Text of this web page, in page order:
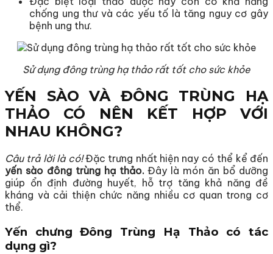
chống ung thư và các yếu tố là tăng nguy cơ gây
bệnh ung thư.
Sử dụng đông trùng hạ thảo rất tốt cho sức khỏe
YẾN SÀO VÀ ĐÔNG TRÙNG HẠ
THẢO CÓ NÊN KẾT HỢP VỚI
NHAU KHÔNG?
Câu trả lời là có!Đặc trưng nhất hiện nay có thể kể đến
yến sào đông trùng hạ thảo.Đây là món ăn bổ dưỡng
giúp ổn định đường huyết, hỗ trợ tăng khả năng đề
kháng và cải thiện chức năng nhiều cơ quan trong cơ
thể.
Yến chưng Đông Trùng Hạ Thảo có tác
dụng gì?